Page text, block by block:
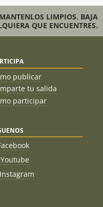
LIMPIOS. BAJA
QUE ENCUENTRES.
publicar
tu salida
participar
Youtube
Instagram